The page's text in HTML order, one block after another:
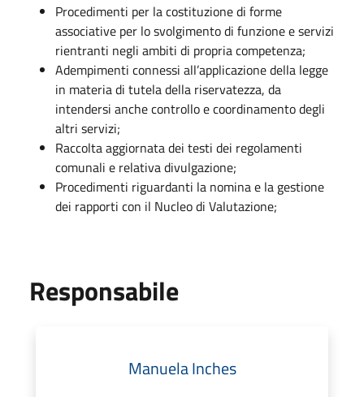
Procedimenti per la costituzione di forme
associative per lo svolgimento di funzione e servizi
rientranti negli ambiti di propria competenza;
Adempimenti connessi all’applicazione della legge
in materia di tutela della riservatezza, da
intendersi anche controllo e coordinamento degli
altri servizi;
Raccolta aggiornata dei testi dei regolamenti
comunali e relativa divulgazione;
Procedimenti riguardanti la nomina e la gestione
dei rapporti con il Nucleo di Valutazione;
Responsabile
Manuela Inches